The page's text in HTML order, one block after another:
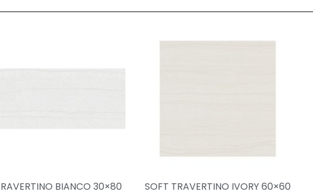
BIANCO 30×80 SOFT TRAVERTINO IVORY 60×60